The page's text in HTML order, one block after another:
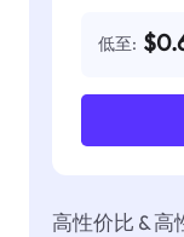
低至:
高性价比 & 高